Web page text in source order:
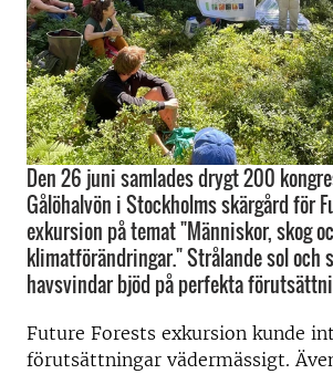
Den 26 juni samlades drygt 200
Gålöhalvön i Stockholms skärgård för
exkursion på temat "Människor, skog
klimatförändringar." Strålande sol och
havsvindar bjöd på perfekta
Future Forests exkursion kunde
förutsättningar vädermässigt.